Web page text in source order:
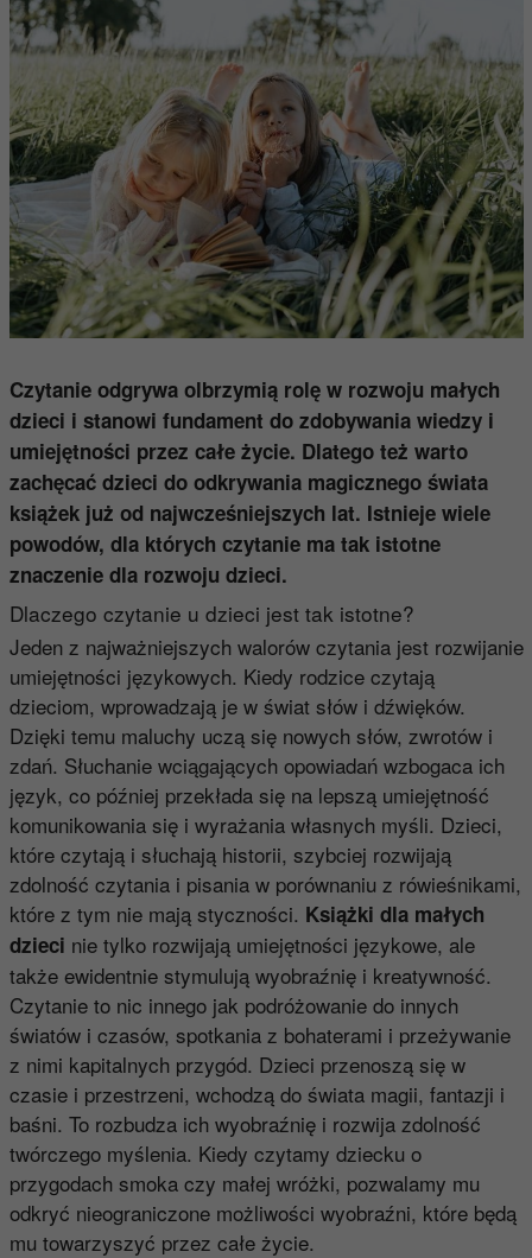
Czytanie odgrywa olbrzymią rolę w rozwoju małych
dzieci i stanowi fundament do zdobywania wiedzy i
umiejętności przez całe życie. Dlatego też warto
zachęcać dzieci do odkrywania magicznego świata
książek już od najwcześniejszych lat. Istnieje wiele
powodów, dla których czytanie ma tak istotne
znaczenie dla rozwoju dzieci.
Dlaczego czytanie u dzieci jest tak istotne?
Jeden z najważniejszych walorów czytania jest rozwijanie
umiejętności językowych. Kiedy rodzice czytają
dzieciom, wprowadzają je w świat słów i dźwięków.
Dzięki temu maluchy uczą się nowych słów, zwrotów i
zdań. Słuchanie wciągających opowiadań wzbogaca ich
język, co później przekłada się na lepszą umiejętność
komunikowania się i wyrażania własnych myśli. Dzieci,
które czytają i słuchają historii, szybciej rozwijają
zdolność czytania i pisania w porównaniu z rówieśnikami,
które z tym nie mają styczności. Książki dla małych
dzieci nie tylko rozwijają umiejętności językowe, ale
także ewidentnie stymulują wyobraźnię i kreatywność.
Czytanie to nic innego jak podróżowanie do innych
światów i czasów, spotkania z bohaterami i przeżywanie
z nimi kapitalnych przygód. Dzieci przenoszą się w
czasie i przestrzeni, wchodzą do świata magii, fantazji i
baśni. To rozbudza ich wyobraźnię i rozwija zdolność
twórczego myślenia. Kiedy czytamy dziecku o
przygodach smoka czy małej wróżki, pozwalamy mu
odkryć nieograniczone możliwości wyobraźni, które będą
mu towarzyszyć przez całe życie.